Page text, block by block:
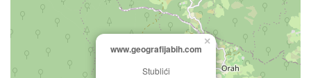
www.geografijabih.com
Stublići
×